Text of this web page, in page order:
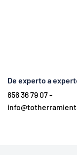
De experto a
656 36 79 07 -